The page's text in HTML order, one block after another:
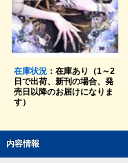
在庫状況：在庫あり（1～2
日で出荷、新刊の場合、発
売日以降のお届けになりま
す）
内容情報